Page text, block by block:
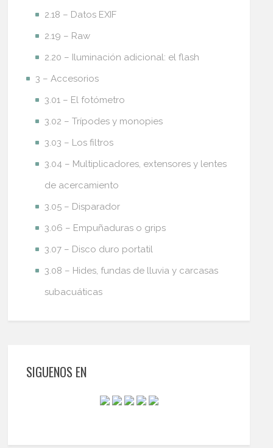
2.18 – Datos EXIF
2.19 – Raw
2.20 – Iluminación adicional: el flash
3 – Accesorios
3.01 – El fotómetro
3.02 – Trípodes y monopies
3.03 – Los filtros
3.04 – Multiplicadores, extensores y lentes
de acercamiento
3.05 – Disparador
3.06 – Empuñaduras o grips
3.07 – Disco duro portatil
3.08 – Hides, fundas de lluvia y carcasas
subacuáticas
SIGUENOS EN